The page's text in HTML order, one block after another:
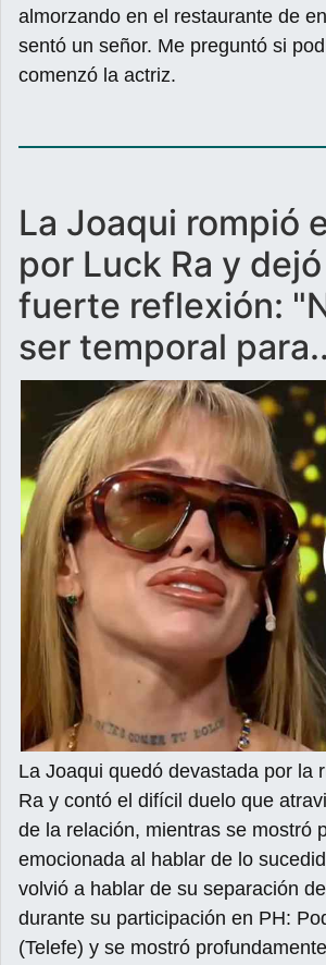
almorzando en el restaurante de
sentó un señor. Me preguntó si
comenzó la actriz.
La Joaqui rompió
por Luck Ra y
fuerte reflexión:
ser temporal
La Joaqui quedó devastada por la
Ra y contó el difícil duelo que
de la relación, mientras se mostró
emocionada al hablar de lo
volvió a hablar de su separación
durante su participación en PH:
(Telefe) y se mostró